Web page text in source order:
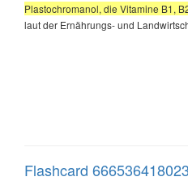
Plastochromanol, die Vitamine B1,
laut der Ernährungs- und
Flashcard